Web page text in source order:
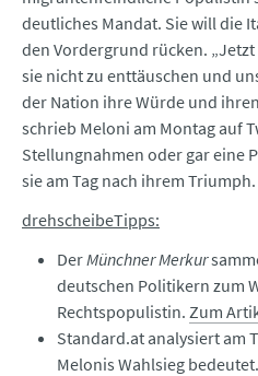
deutliches Mandat. Sie will die
den Vordergrund rücken.
sie nicht zu enttäuschen und
der Nation ihre Würde und
schrieb Meloni am Montag auf
Stellungnahmen oder gar eine
sie am Tag nach ihrem Triumph.
drehscheibeTipps:
DerMünchner Merkur
deutschen Politikern zum
Rechtspopulistin. Zum
Standard.at analysiert am
Melonis Wahlsieg bedeutet.